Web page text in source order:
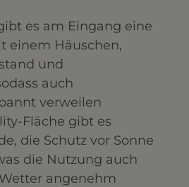
es am Eingang eine
einem Häuschen,
und
auch
verweilen
Fläche gibt es
die Schutz vor Sonne
die Nutzung auch
angenehm